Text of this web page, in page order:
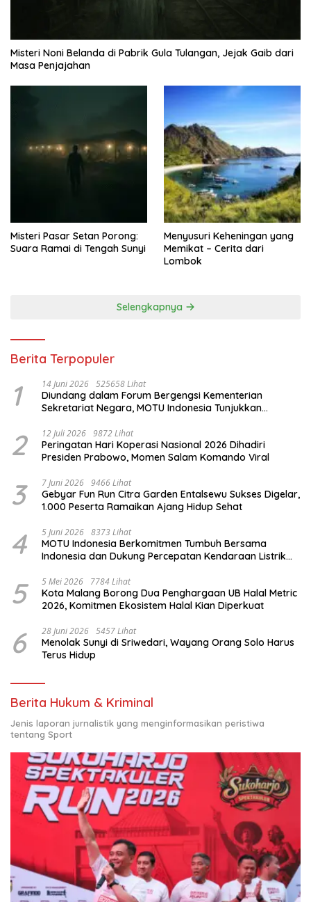
Misteri Noni Belanda di Pabrik Gula Tulangan, Jejak Gaib dari
Masa Penjajahan
Misteri Pasar Setan Porong:
Suara Ramai di Tengah Sunyi
Menyusuri Keheningan yang
Memikat – Cerita dari
Lombok
Selengkapnya
Berita Terpopuler
1 14 Juni 2026 525658 Lihat
Diundang dalam Forum Bergengsi Kementerian
Sekretariat Negara, MOTU Indonesia Tunjukkan
2 12 Juli 2026 9872 Lihat
Peringatan Hari Koperasi Nasional 2026 Dihadiri
Presiden Prabowo, Momen Salam Komando Viral
3 7 Juni 2026 9466 Lihat
Gebyar Fun Run Citra Garden Entalsewu Sukses Digelar,
1.000 Peserta Ramaikan Ajang Hidup Sehat
4 5 Juni 2026 8373 Lihat
MOTU Indonesia Berkomitmen Tumbuh Bersama
Indonesia dan Dukung Percepatan Kendaraan Listrik
5 5 Mei 2026 7784 Lihat
Kota Malang Borong Dua Penghargaan UB Halal Metric
2026, Komitmen Ekosistem Halal Kian Diperkuat
6 28 Juni 2026 5457 Lihat
Menolak Sunyi di Sriwedari, Wayang Orang Solo Harus
Terus Hidup
Berita Hukum & Kriminal
Jenis laporan jurnalistik yang menginformasikan peristiwa
tentang Sport